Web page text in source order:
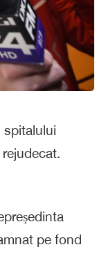
spitalului
pe fond